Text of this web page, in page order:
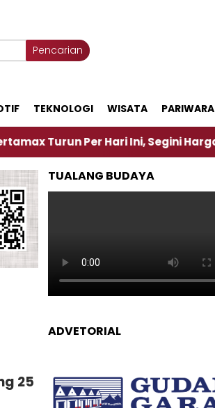
Pencarian
TEKNOLOGI WISATA PARIWARA
Per Hari Ini, Segini Harganya
25
TUALANG BUDAYA
ADVETORIAL